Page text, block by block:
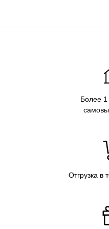
Более 1
Отгрузка в